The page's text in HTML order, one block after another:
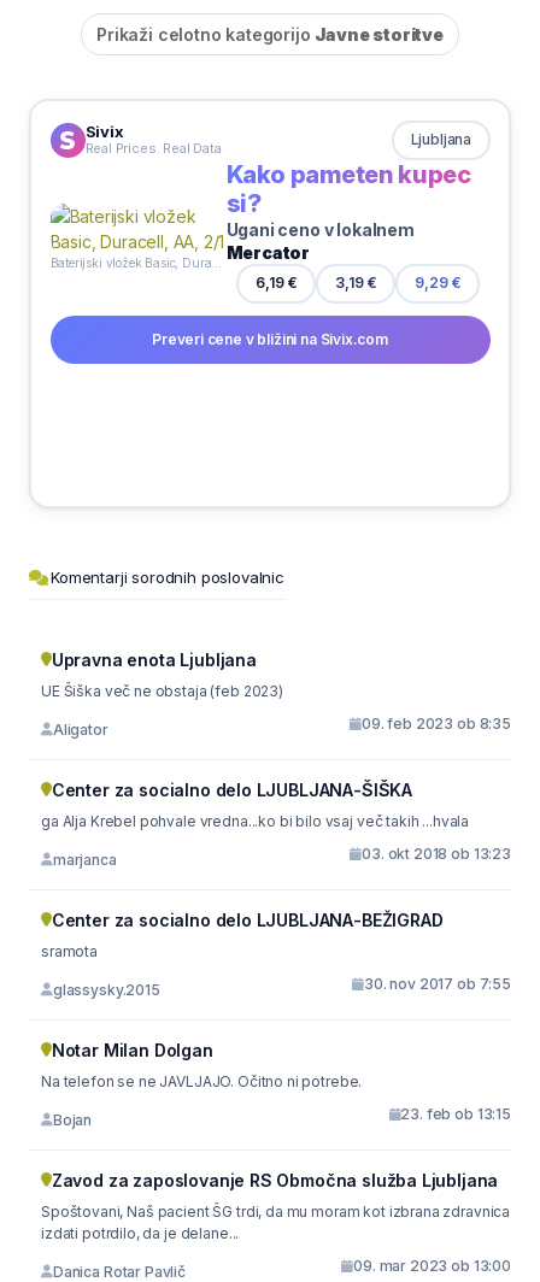
Prikaži celotno kategorijo Javne storitve
Sivix
Real Prices. Real Data Ljubljana
Kako pameten kupec
si?
Ugani ceno v lokalnem
Mercator
6,19 € 3,19 € 9,29 €
Preveri cene v bližini na Sivix.com
Komentarji sorodnih poslovalnic
Upravna enota Ljubljana
UE Šiška več ne obstaja (feb 2023)
Aligator 09. feb 2023 ob 8:35
Center za socialno delo LJUBLJANA-ŠIŠKA
ga Alja Krebel pohvale vredna...ko bi bilo vsaj več takih ...hvala
marjanca 03. okt 2018 ob 13:23
Center za socialno delo LJUBLJANA-BEŽIGRAD
sramota
glassysky.2015 30. nov 2017 ob 7:55
Notar Milan Dolgan
Na telefon se ne JAVLJAJO. Očitno ni potrebe.
Bojan 23. feb ob 13:15
Zavod za zaposlovanje RS Območna služba Ljubljana
Spoštovani, Naš pacient ŠG trdi, da mu moram kot izbrana zdravnica
izdati potrdilo, da je delane...
Danica Rotar Pavlič 09. mar 2023 ob 13:00